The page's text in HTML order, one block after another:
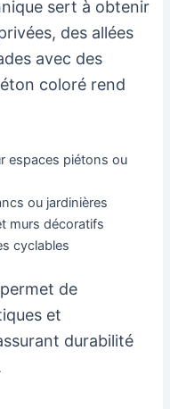
sert à obtenir
des allées
avec des
coloré rend
espaces piétons ou
ou jardinières
murs décoratifs
cyclables
de
et
durabilité